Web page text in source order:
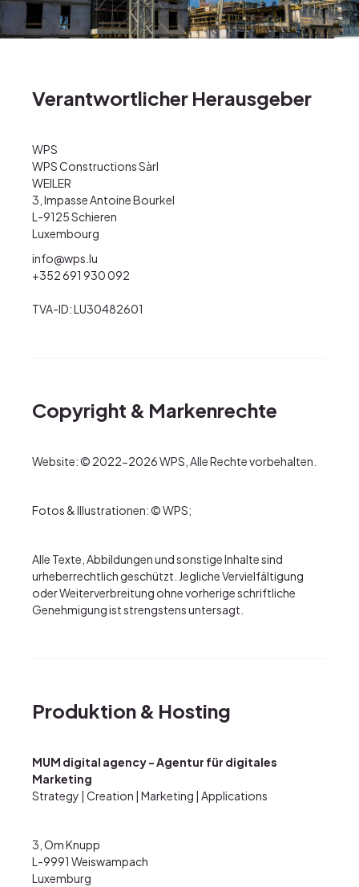
Expertise vun Immobilien
Immobilien
Verantwortlicher Herausgeber
WPS
WPS Constructions Sàrl
WEILER
3, Impasse Antoine Bourkel
L-9125 Schieren
Luxembourg
info@wps.lu
+352 691 930 092
TVA-ID: LU30482601
Copyright & Markenrechte
Website: © 2022-2026 WPS, Alle Rechte vorbehalten.
Fotos & Illustrationen: © WPS;
Alle Texte, Abbildungen und sonstige Inhalte sind
urheberrechtlich geschützt. Jegliche Vervielfältigung
oder Weiterverbreitung ohne vorherige schriftliche
Genehmigung ist strengstens untersagt.
Produktion & Hosting
MUM digital agency - Agentur für digitales
Marketing
Strategy | Creation | Marketing | Applications
3, Om Knupp
L-9991 Weiswampach
Luxemburg